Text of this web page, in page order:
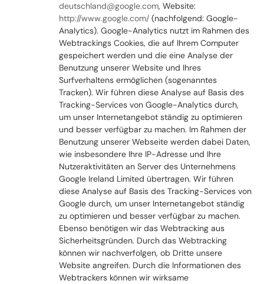
deutschland@google.com, Website:
http://www.google.com/ (nachfolgend: Google-
Analytics). Google-Analytics nutzt im Rahmen des
Webtrackings Cookies, die auf Ihrem Computer
gespeichert werden und die eine Analyse der
Benutzung unserer Website und Ihres
Surfverhaltens ermöglichen (sogenanntes
Tracken). Wir führen diese Analyse auf Basis des
Tracking-Services von Google-Analytics durch,
um unser Internetangebot ständig zu optimieren
und besser verfügbar zu machen. Im Rahmen der
Benutzung unserer Webseite werden dabei Daten,
wie insbesondere Ihre IP-Adresse und Ihre
Nutzeraktivitäten an Server des Unternehmens
Google Ireland Limited übertragen. Wir führen
diese Analyse auf Basis des Tracking-Services von
Google durch, um unser Internetangebot ständig
zu optimieren und besser verfügbar zu machen.
Ebenso benötigen wir das Webtracking aus
Sicherheitsgründen. Durch das Webtracking
können wir nachverfolgen, ob Dritte unsere
Website angreifen. Durch die Informationen des
Webtrackers können wir wirksame